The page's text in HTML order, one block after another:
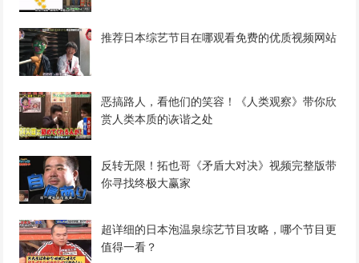
推荐日本综艺节目在哪观看免费的优质视频网站
恶搞路人，看他们的笑容！《人类观察》带你欣
赏人类本质的诙谐之处
反转无限！拓也哥《矛盾大对决》视频完整版带
你寻找终极大赢家
超详细的日本泡温泉综艺节目攻略，哪个节目更
值得一看？